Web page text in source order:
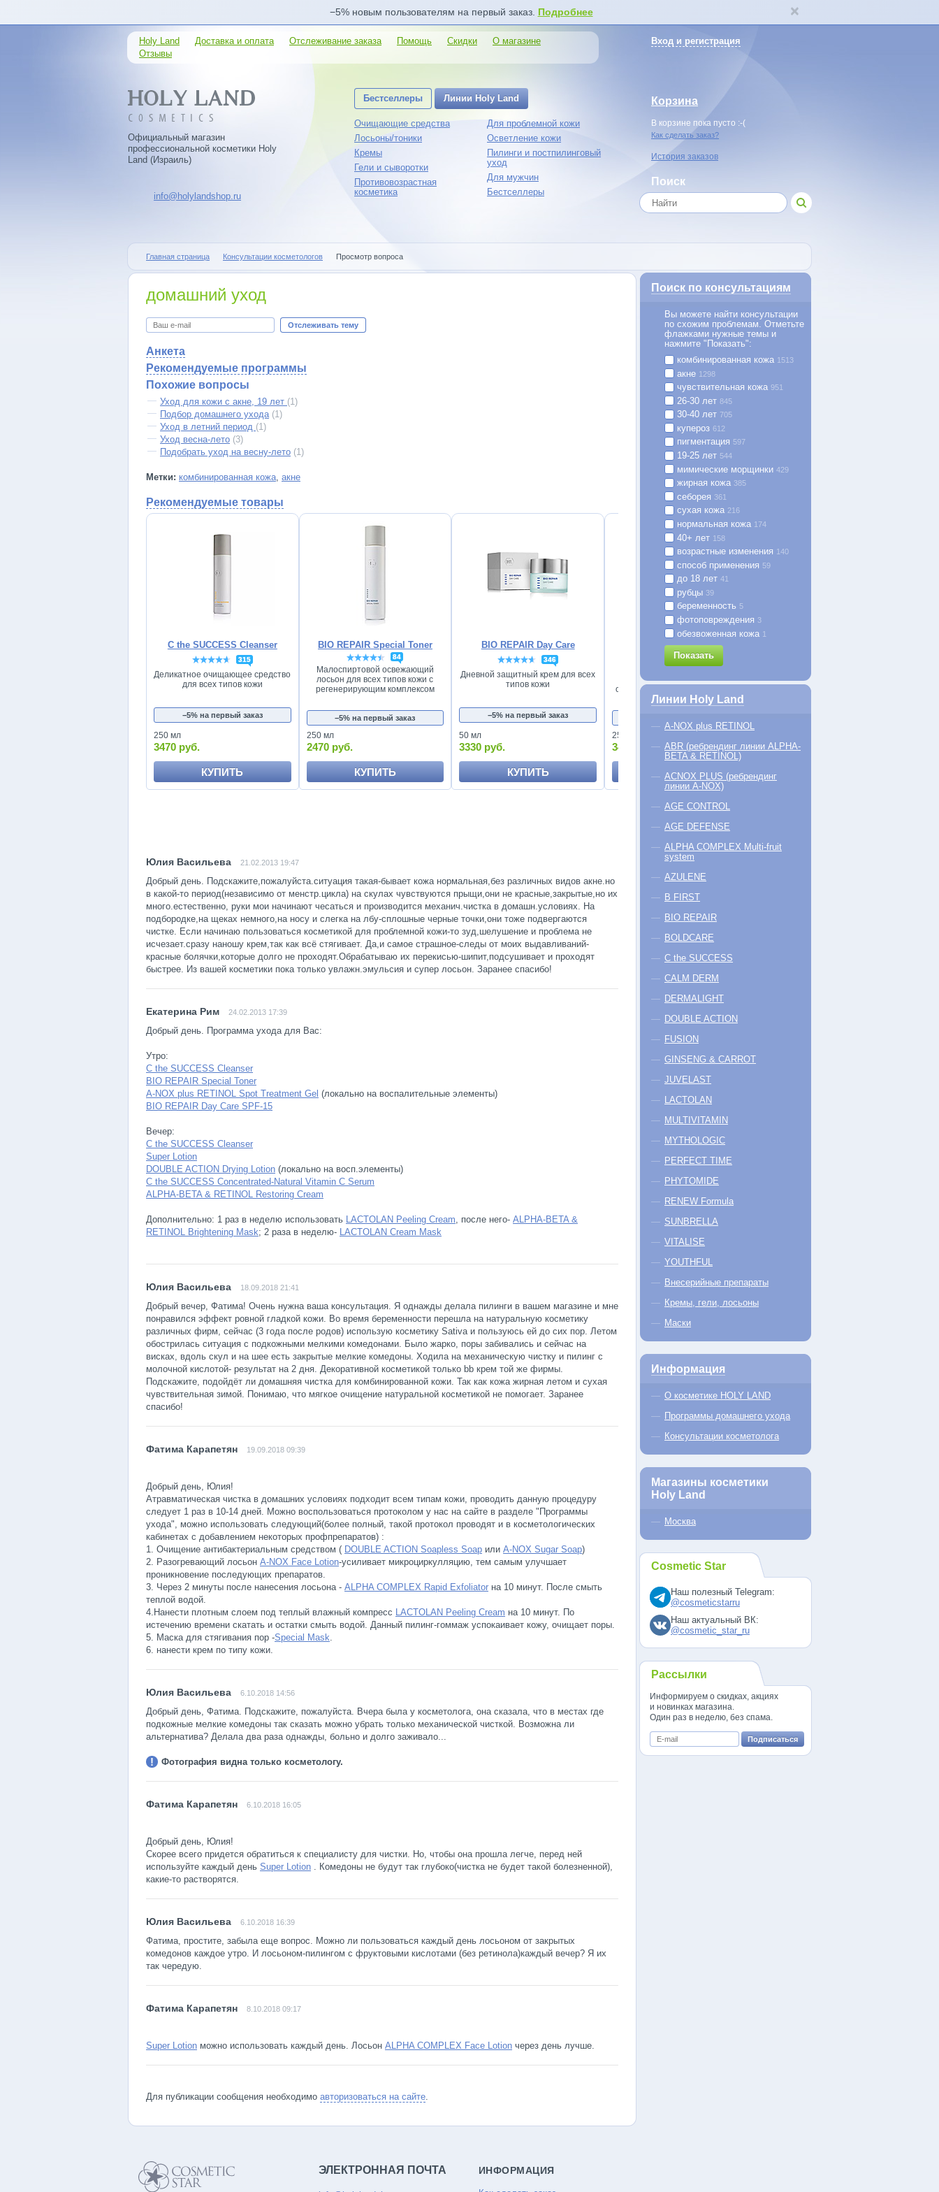
−5% новым пользователям на первый заказ. Подробнее
Вход и регистрация
Holy Land Доставка и оплата Отслеживание заказа Помощь Скидки
О магазине
Отзывы
Официальный магазин
профессиональной косметики Holy
Land (Израиль)
info@holylandshop.ru
Бестселлеры Линии Holy Land
Очищающие средства
Лосьоны/тоники
Кремы
Гели и сыворотки
Противовозрастная
косметика
Для проблемной кожи
Осветление кожи
Пилинги и постпилинговый
уход
Для мужчин
Бестселлеры
Корзина
В корзине пока пусто :-(
Как сделать заказ?
История заказов
Поиск
Главная страница Консультации косметологов Просмотр вопроса
домашний уход
Отслеживать тему
Анкета
Рекомендуемые программы
Похожие вопросы
Уход для кожи с акне, 19 лет (1)
Подбор домашнего ухода (1)
Уход в летний период (1)
Уход весна-лето (3)
Подобрать уход на весну-лето (1)
Метки: комбинированная кожа, акне
Рекомендуемые товары
C the SUCCESS Cleanser
315
Деликатное очищающее средство
для всех типов кожи
−5% на первый заказ
250 мл
3470 руб.
КУПИТЬ
BIO REPAIR Special Toner
84
Малоспиртовой освежающий
лосьон для всех типов кожи с
регенерирующим комплексом
−5% на первый заказ
250 мл
2470 руб.
КУПИТЬ
BIO REPAIR Day Care
346
Дневной защитный крем для всех
типов кожи
−5% на первый заказ
50 мл
3330 руб.
КУПИТЬ
Super Lotion
656
Бесспиртовой лосьон для
размягчения и растворения
открытых и закрытых комедонов
250 мл
3420 руб.
КУПИТЬ
подсушивания воспалительных
1440 руб.
21.02.2013 19:47
Добрый день. Подскажите,пожалуйста.ситуация такая-бывает кожа нормальная,без различных видов акне.но
в какой-то период(независимо от менстр.цикла) на скулах чувствуются прыщи,они не красные,закрытые,но их
много.естественно, руки мои начинают чесаться и производится механич.чистка в домашн.условиях. На
подбородке,на щеках немного,на носу и слегка на лбу-сплошные черные точки,они тоже подвергаются
чистке. Если начинаю пользоваться косметикой для проблемной кожи-то зуд,шелушение и проблема не
исчезает.сразу наношу крем,так как всё стягивает. Да,и самое страшное-следы от моих выдавливаний-
красные болячки,которые долго не проходят.Обрабатываю их перекисью-шипит,подсушивает и проходят
быстрее. Из вашей косметики пока только увлажн.эмульсия и супер лосьон. Заранее спасибо!
24.02.2013 17:39
Добрый день. Программа ухода для Вас:
Утро:
C the SUCCESS Cleanser
BIO REPAIR Special Toner
A-NOX plus RETINOL Spot Treatment Gel (локально на воспалительные элементы)
BIO REPAIR Day Care SPF-15
Вечер:
C the SUCCESS Cleanser
Super Lotion
DOUBLE ACTION Drying Lotion (локально на восп.элементы)
C the SUCCESS Concentrated-Natural Vitamin C Serum
ALPHA-BETA & RETINOL Restoring Cream
Дополнительно: 1 раз в неделю использовать LACTOLAN Peeling Cream, после него- ALPHA-BETA &
RETINOL Brightening Mask; 2 раза в неделю- LACTOLAN Cream Mask
18.09.2018 21:41
Добрый вечер, Фатима! Очень нужна ваша консультация. Я однажды делала пилинги в вашем магазине и мне
понравился эффект ровной гладкой кожи. Во время беременности перешла на натуральную косметику
различных фирм, сейчас (3 года после родов) использую косметику Sativa и пользуюсь ей до сих пор. Летом
обострилась ситуация с подкожными мелкими комедонами. Было жарко, поры забивались и сейчас на
висках, вдоль скул и на шее есть закрытые мелкие комедоны. Ходила на механическую чистку и пилинг с
молочной кислотой- результат на 2 дня. Декоративной косметикой только bb крем той же фирмы.
Подскажите, подойдёт ли домашняя чистка для комбинированной кожи. Так как кожа жирная летом и сухая
чувствительная зимой. Понимаю, что мягкое очищение натуральной косметикой не помогает. Заранее
спасибо!
19.09.2018 09:39
Добрый день, Юлия!
Атравматическая чистка в домашних условиях подходит всем типам кожи, проводить данную процедуру
следует 1 раз в 10-14 дней. Можно воспользоваться протоколом у нас на сайте в разделе "Программы
ухода", можно использовать следующий(более полный, такой протокол проводят и в косметологических
кабинетах с добавлением некоторых профпрепаратов) :
1. Очищение антибактериальным средством ( DOUBLE ACTION Soapless Soap или A-NOX Sugar Soap)
2. Разогревающий лосьон A-NOX Face Lotion-усиливает микроциркулляцию, тем самым улучшает
проникновение последующих препаратов.
3. Через 2 минуты после нанесения лосьона - ALPHA COMPLEX Rapid Exfoliator на 10 минут. После смыть
теплой водой.
4.Нанести плотным слоем под теплый влажный компресс LACTOLAN Peeling Cream на 10 минут. По
истечению времени скатать и остатки смыть водой. Данный пилинг-гоммаж успокаивает кожу, очищает поры.
5. Маска для стягивания пор -Special Mask.
6. нанести крем по типу кожи.
6.10.2018 14:56
Добрый день, Фатима. Подскажите, пожалуйста. Вчера была у косметолога, она сказала, что в местах где
подкожные мелкие комедоны так сказать можно убрать только механической чисткой. Возможна ли
альтернатива? Делала два раза однажды, больно и долго заживало...
Фотография видна только косметологу.
6.10.2018 16:05
Добрый день, Юлия!
Скорее всего придется обратиться к специалисту для чистки. Но, чтобы она прошла легче, перед ней
используйте каждый день Super Lotion . Комедоны не будут так глубоко(чистка не будет такой болезненной),
какие-то растворятся.
6.10.2018 16:39
Фатима, простите, забыла еще вопрос. Можно ли пользоваться каждый день лосьоном от закрытых
комедонов каждое утро. И лосьоном-пилингом с фруктовыми кислотами (без ретинола)каждый вечер? Я их
так чередую.
8.10.2018 09:17
Super Lotion можно использовать каждый день. Лосьон ALPHA COMPLEX Face Lotion через день лучше.
Для публикации сообщения необходимо авторизоваться на сайте.
Поиск по консультациям
Вы можете найти консультации
по схожим проблемам. Отметьте
флажками нужные темы и
нажмите "Показать":
комбинированная кожа 1513
акне 1298
чувствительная кожа 951
26-30 лет 845
30-40 лет 705
купероз 612
пигментация 597
19-25 лет 544
мимические морщинки 429
жирная кожа 385
себорея 361
сухая кожа 216
нормальная кожа 174
40+ лет 158
возрастные изменения 140
способ применения 59
до 18 лет 41
рубцы 39
беременность 5
фотоповреждения 3
обезвоженная кожа 1
Показать
Линии Holy Land
A-NOX plus RETINOL
ABR (ребрендинг линии ALPHA-
BETA & RETINOL)
ACNOX PLUS (ребрендинг
линии A-NOX)
AGE CONTROL
AGE DEFENSE
ALPHA COMPLEX Multi-fruit
system
AZULENE
B FIRST
BIO REPAIR
BOLDCARE
C the SUCCESS
CALM DERM
DERMALIGHT
DOUBLE ACTION
FUSION
GINSENG & CARROT
JUVELAST
LACTOLAN
MULTIVITAMIN
MYTHOLOGIC
PERFECT TIME
PHYTOMIDE
RENEW Formula
SUNBRELLA
VITALISE
YOUTHFUL
Внесерийные препараты
Кремы, гели, лосьоны
Маски
Информация
О косметике HOLY LAND
Программы домашнего ухода
Консультации косметолога
Магазины косметики
Holy Land
Москва
Cosmetic Star
Наш полезный Telegram:
@cosmeticstarru
Наш актуальный ВК:
@cosmetic_star_ru
Рассылки
Информируем о скидках, акциях
и новинках магазина.
Один раз в неделю, без спама.
ЭЛЕКТРОННАЯ ПОЧТА ИНФОРМАЦИЯ